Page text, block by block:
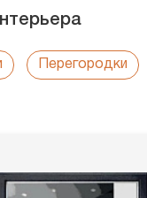
Перегородки